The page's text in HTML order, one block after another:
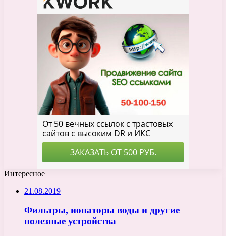
Интересное
21.08.2019
Фильтры, ионаторы воды и другие
полезные устройства